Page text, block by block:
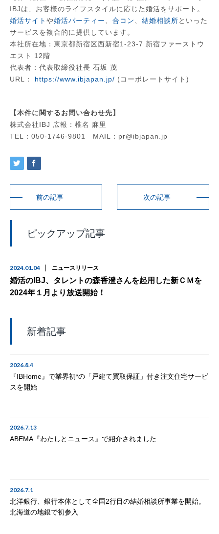
IBJは、お客様のライフスタイルに応じた婚活をサポート。
婚活サイト や婚活パーティー、 合コン、 結婚相談所といった
サービスを複合的に提供しています。
本社所在地：東京都新宿区西新宿1-23-7 新宿ファーストウ
エスト 12階
代表者：代表取締役社長 石坂 茂
URL： https://www.ibjapan.jp/ (コーポレートサイト)
【本件に関するお問い合わせ先】
株式会社IBJ 広報：椎名 麻里
TEL：050-1746-9801 MAIL：pr@ibjapan.jp
前の記事 次の記事
ピックアップ記事
2024.01.04 ニュースリリース
婚活のIBJ、タレントの森香澄さんを起用した新ＣＭを
2024年１月より放送開始！
新着記事
2026.8.4
『IBHome』で業界初*の「戸建て買取保証」付き注文住宅サービ
スを開始
2026.7.13
ABEMA『わたしとニュース』で紹介されました
2026.7.1
北洋銀行、銀行本体として全国2行目の結婚相談所事業を開始。
北海道の地銀で初参入